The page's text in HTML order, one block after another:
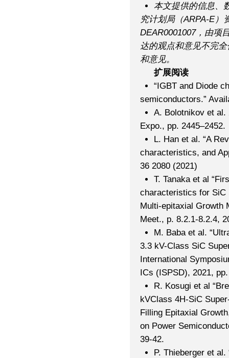
本文提供的信息、
究计划局（ARPA-E）
DEAR0001007，由项
达的观点和意见不完
和意见。
扩展阅读
“IGBT and Diode
semiconductors.”
A. Bolotnikov et al.
Expo., pp. 2445–2452.
L. Han et al. “A
characteristics, and
36 2080 (2021)
T. Tanaka et al
characteristics for SiC
Multi-epitaxial Growth
Meet., p. 8.2.1-8.2.4,
M. Baba et al.
3.3 kV-Class SiC
International
ICs (ISPSD), 2021,
R. Kosugi et al
kVClass 4H-SiC
Filling Epitaxial
on Power
39-42.
P. Thieberger et